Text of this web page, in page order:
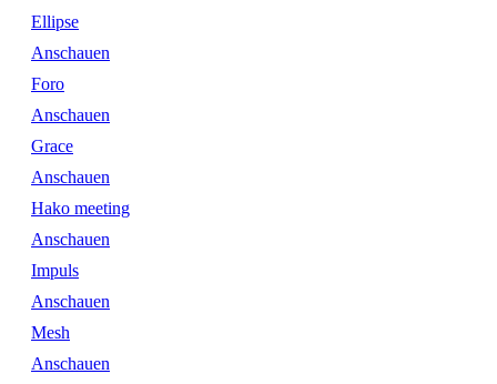
Ellipse
Anschauen
Foro
Anschauen
Grace
Anschauen
Hako meeting
Anschauen
Impuls
Anschauen
Mesh
Anschauen